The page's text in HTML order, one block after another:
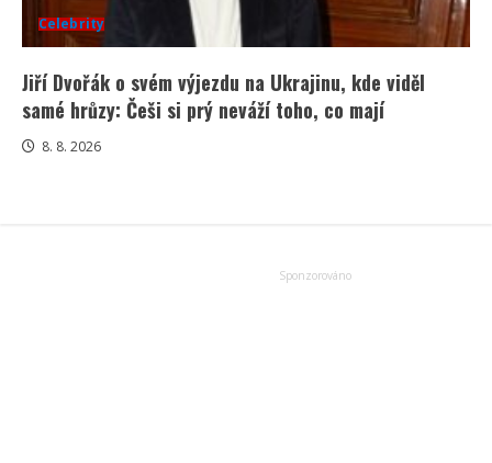
Celebrity
Jiří Dvořák o svém výjezdu na Ukrajinu, kde viděl
samé hrůzy: Češi si prý neváží toho, co mají
8. 8. 2026